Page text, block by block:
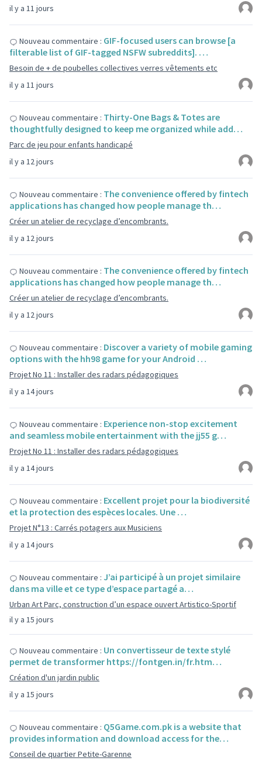
il y a 11 jours
il y a 11 jours
Nouveau commentaire : GIF-focused users can browse [a
filterable list of GIF-tagged NSFW subreddits]. …
Besoin de + de poubelles collectives verres vêtements etc
il y a 12 jours
Nouveau commentaire : Thirty-One Bags & Totes are
thoughtfully designed to keep me organized while add…
Parc de jeu pour enfants handicapé
il y a 12 jours
Nouveau commentaire : The convenience offered by fintech
applications has changed how people manage th…
Créer un atelier de recyclage d’encombrants.
il y a 12 jours
Nouveau commentaire : The convenience offered by fintech
applications has changed how people manage th…
Créer un atelier de recyclage d’encombrants.
il y a 14 jours
Nouveau commentaire : Discover a variety of mobile gaming
options with the hh98 game for your Android …
Projet No 11 : Installer des radars pédagogiques
il y a 14 jours
Nouveau commentaire : Experience non-stop excitement
and seamless mobile entertainment with the jj55 g…
Projet No 11 : Installer des radars pédagogiques
il y a 14 jours
Nouveau commentaire : Excellent projet pour la biodiversité
et la protection des espèces locales. Une …
Projet N°13 : Carrés potagers aux Musiciens
il y a 15 jours
Nouveau commentaire : J’ai participé à un projet similaire
dans ma ville et ce type d’espace partagé a…
Urban Art Parc, construction d’un espace ouvert Artistico-Sportif
il y a 15 jours
Nouveau commentaire : Un convertisseur de texte stylé
permet de transformer https://fontgen.in/fr.htm…
Création d'un jardin public
Nouveau commentaire : Q5Game.com.pk is a website that
provides information and download access for the…
Conseil de quartier Petite-Garenne